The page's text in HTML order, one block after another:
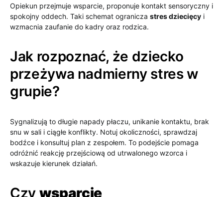
Opiekun przejmuje wsparcie, proponuje kontakt sensoryczny i
spokojny oddech. Taki schemat ogranicza stres dziecięcy i
wzmacnia zaufanie do kadry oraz rodzica.
Jak rozpoznać, że dziecko
przeżywa nadmierny stres w
grupie?
Sygnalizują to długie napady płaczu, unikanie kontaktu, brak
snu w sali i ciągłe konflikty. Notuj okoliczności, sprawdzaj
bodźce i konsultuj plan z zespołem. To podejście pomaga
odróżnić reakcję przejściową od utrwalonego wzorca i
wskazuje kierunek działań.
Czy wsparcie